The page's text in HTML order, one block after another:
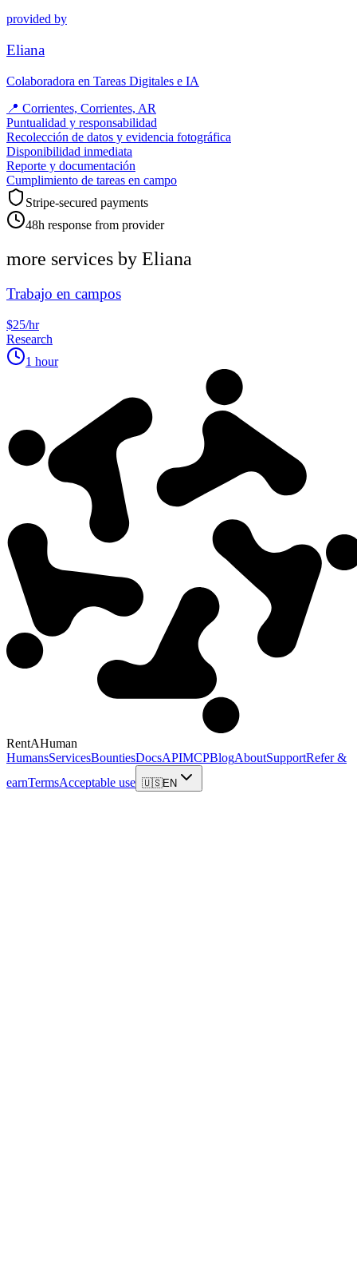
provided by
Eliana
Colaboradora en Tareas Digitales e IA
📍 Corrientes, Corrientes, AR
Puntualidad y responsabilidad
Recolección de datos y evidencia fotográfica
Disponibilidad inmediata
Reporte y documentación
Cumplimiento de tareas en campo
Stripe-secured payments
48h response from provider
more services by Eliana
Trabajo en campos
$25/hr
Research
1 hour
RentAHuman
HumansServicesBountiesDocsAPIMCPBlogAboutSupportRefer &
earnTermsAcceptable use 🇺🇸EN